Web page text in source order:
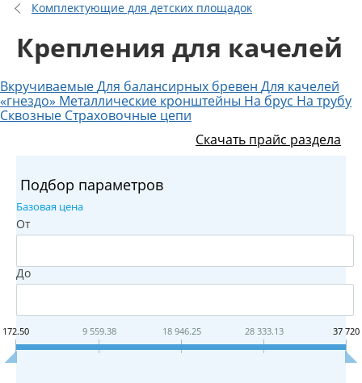
Комплектующие для детских площадок
Крепления для качелей
ВкручиваемыеДля балансирных бревен Для качелей
«гнездо» Металлические кронштейны На брус На трубу
Сквозные Страховочные цепи
Скачать прайс раздела
Подбор параметров
Базовая цена
От
До
172.50 9 559.38 18 946.25 28 333.13 37 720